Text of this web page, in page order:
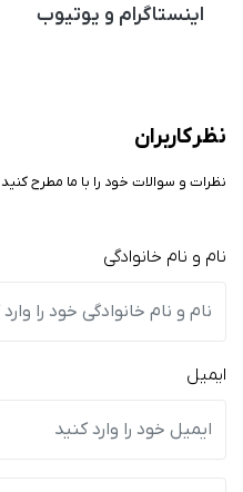
اینستاگرام و یوتیوب
نظر کاربران
نظرات و سوالات خود را با ما مطرح کنید
نام و نام خانوادگی
ایمیل